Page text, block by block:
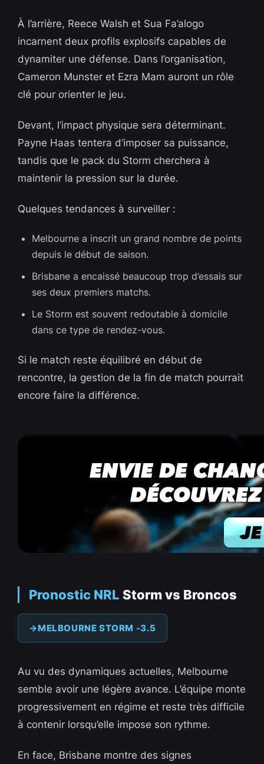
À l’arrière, Reece Walsh et Sua Fa’alogo
incarnent deux profils explosifs capables de
dynamiter une défense. Dans l’organisation,
Cameron Munster et Ezra Mam auront un rôle
clé pour orienter le jeu.
Devant, l’impact physique sera déterminant.
Payne Haas tentera d’imposer sa puissance,
tandis que le pack du Storm cherchera à
maintenir la pression sur la durée.
Quelques tendances à surveiller :
Melbourne a inscrit un grand nombre de points
depuis le début de saison.
Brisbane a encaissé beaucoup trop d’essais sur
ses deux premiers matchs.
Le Storm est souvent redoutable à domicile
dans ce type de rendez-vous.
Si le match reste équilibré en début de
rencontre, la gestion de la fin de match pourrait
encore faire la différence.
Pronostic NRL Storm vs Broncos
MELBOURNE STORM -3.5
Au vu des dynamiques actuelles, Melbourne
semble avoir une légère avance. L’équipe monte
progressivement en régime et reste très difficile
à contenir lorsqu’elle impose son rythme.
En face, Brisbane montre des signes